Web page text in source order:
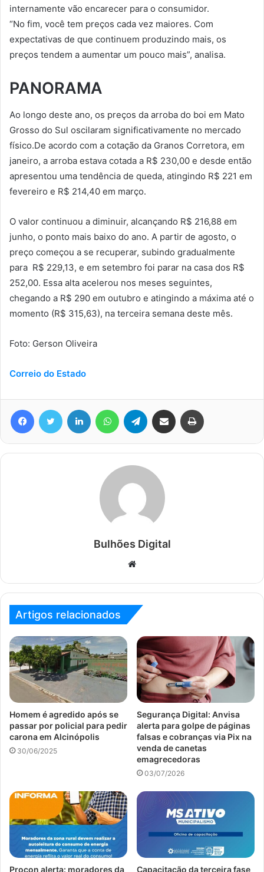
internamente vão encarecer para o consumidor.
“No fim, você tem preços cada vez maiores. Com
expectativas de que continuem produzindo mais, os
preços tendem a aumentar um pouco mais”, analisa.
PANORAMA
Ao longo deste ano, os preços da arroba do boi em Mato
Grosso do Sul oscilaram significativamente no mercado
físico.De acordo com a cotação da Granos Corretora, em
janeiro, a arroba estava cotada a R$ 230,00 e desde então
apresentou uma tendência de queda, atingindo R$ 221 em
fevereiro e R$ 214,40 em março.
O valor continuou a diminuir, alcançando R$ 216,88 em
junho, o ponto mais baixo do ano. A partir de agosto, o
preço começou a se recuperar, subindo gradualmente
para R$ 229,13, e em setembro foi parar na casa dos R$
252,00. Essa alta acelerou nos meses seguintes,
chegando a R$ 290 em outubro e atingindo a máxima até o
momento (R$ 315,63), na terceira semana deste mês.
Foto: Gerson Oliveira
Correio do Estado
FacebookTwitter Linkedin WhatsAppTelegram Compartilhar via e-mail
Bulhões Digital
Website
Artigos relacionados
Homem é agredido após se
passar por policial para pedir
carona em Alcinópolis
30/06/2025
Segurança Digital: Anvisa
alerta para golpe de páginas
falsas e cobranças via Pix na
venda de canetas
emagrecedoras
03/07/2026
Procon alerta: moradores da Capacitação da terceira fase